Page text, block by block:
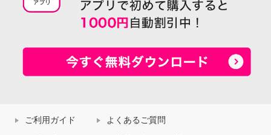
ご利用ガイド よくあるご質問